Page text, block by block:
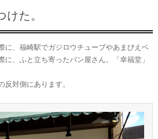
た。
に、福崎駅でガジロウチューブやあまびえベ
に、ふと立ち寄ったパン屋さん。「幸福堂」
対側にあります。